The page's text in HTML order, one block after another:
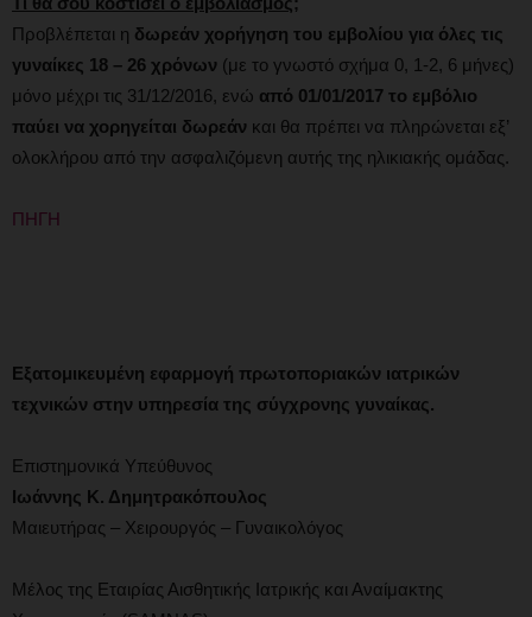
Προβλέπεται η δωρεάν χορήγηση του εμβολίου για όλες τις
γυναίκες 18 – 26 χρόνων (με το γνωστό σχήμα 0, 1-2, 6 μήνες)
μόνο μέχρι τις 31/12/2016, ενώ από 01/01/2017 το εμβόλιο
παύει να χορηγείται δωρεάν και θα πρέπει να πληρώνεται εξ’
ολοκλήρου από την ασφαλιζόμενη αυτής της ηλικιακής ομάδας.
ΠΗΓΗ
Εξατομικευμένη εφαρμογή πρωτοποριακών ιατρικών
τεχνικών στην υπηρεσία της σύγχρονης γυναίκας.
Επιστημονικά Υπεύθυνος
Ιωάννης Κ. Δημητρακόπουλος
Μαιευτήρας – Χειρουργός – Γυναικολόγος
Μέλος της Εταιρίας Αισθητικής Ιατρικής και Αναίμακτης